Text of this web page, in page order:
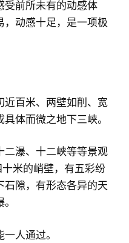
受前所未有的动感体
，动感十足，是一项极
近百米、两壁如削、宽
体而微之地下三峡。
二瀑、十二峡等等景观
米的峭壁，有五彩纷
石隙，有形态各异的天
人通过。